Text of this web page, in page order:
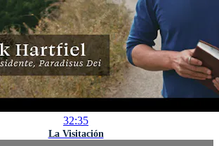
32:35
La Visitación